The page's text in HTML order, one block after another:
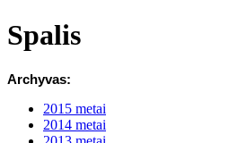
Spalis
Archyvas:
2015 metai
2014 metai